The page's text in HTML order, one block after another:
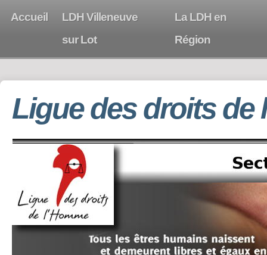
Accueil
LDH Villeneuve
sur Lot
La LDH en
Région
Ligue des droits de